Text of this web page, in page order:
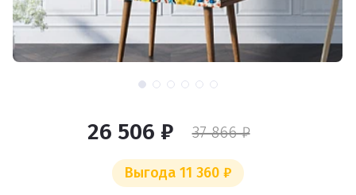
26 506 ₽ 37 866 ₽
Выгода 11 360 ₽